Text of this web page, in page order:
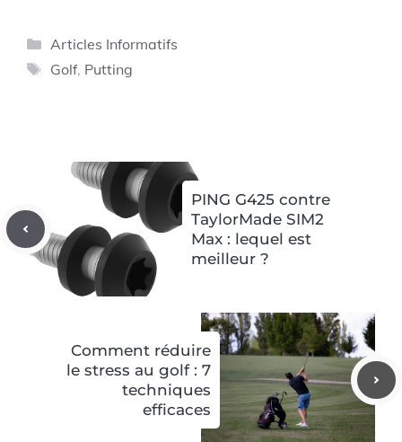
Catégories
Articles Informatifs
Étiquettes
Golf, Putting
PING G425 contre
TaylorMade SIM2
Max : lequel est
meilleur ?
Comment réduire
le stress au golf : 7
techniques
efficaces